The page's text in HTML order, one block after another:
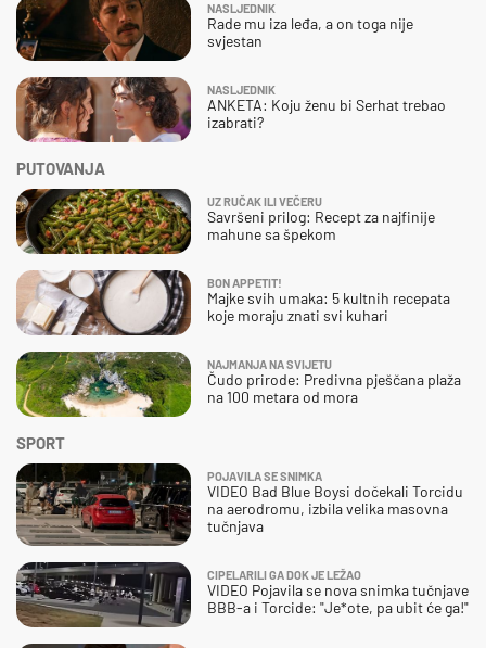
SPORT
POJAVILA SE SNIMKA
VIDEO Bad Blue Boysi dočekali Torcidu
na aerodromu, izbila velika masovna
tučnjava
CIPELARILI GA DOK JE LEŽAO
VIDEO Pojavila se nova snimka tučnjave
BBB-a i Torcide: "Je*ote, pa ubit će ga!"
NASLJEDNIK
Rade mu iza leđa, a on toga nije
svjestan
NASLJEDNIK
ANKETA: Koju ženu bi Serhat trebao
izabrati?
PUTOVANJA
UZ RUČAK ILI VEČERU
Savršeni prilog: Recept za najfinije
mahune sa špekom
BON APPETIT!
Majke svih umaka: 5 kultnih recepata
koje moraju znati svi kuhari
NAJMANJA NA SVIJETU
Čudo prirode: Predivna pješčana plaža
na 100 metara od mora